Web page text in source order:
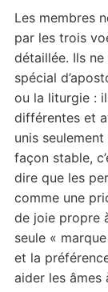
Les membres
par les trois
détaillée. Ils
spécial
ou la liturgie :
différentes et
unis
façon stable,
dire que les
comme une
de joie propre
seule «
et la
aider les âmes